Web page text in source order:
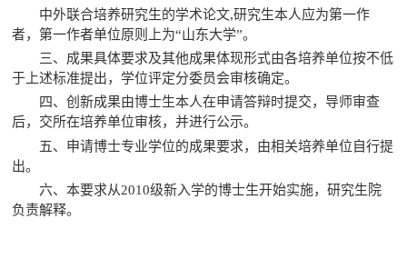
中外联合培养研究生的学术论文,研究生本人应为第一作
者，第一作者单位原则上为“山东大学”。
三、成果具体要求及其他成果体现形式由各培养单位按不低
于上述标准提出，学位评定分委员会审核确定。
四、创新成果由博士生本人在申请答辩时提交，导师审查
后，交所在培养单位审核，并进行公示。
五、申请博士专业学位的成果要求，由相关培养单位自行提
出。
六、本要求从2010级新入学的博士生开始实施，研究生院
负责解释。